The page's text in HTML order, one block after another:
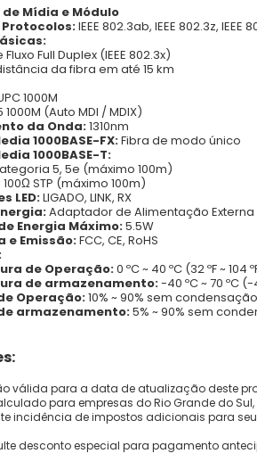
Mídia e Módulo
IEEE 802.3ab, IEEE 802.3z, IEEE
Full Duplex (IEEE 802.3x)
da fibra em até 15 km
1000M
1000M (Auto MDI / MDIX)
da Onda:1310nm
1000BASE-FX:Fibra de modo único
1000BASE-T:
5, 5e (máximo 100m)
STP (máximo 100m)
LED:LIGADO, LINK, RX
Adaptador de Alimentação Externa
Energia Máximo:5.5W
e Emissão:FCC, CE, RoHS
de Operação:0 ºC ~ 40 ºC (32 ºF ~ 104
de armazenamento:-40 ºC ~ 70 ºC (-
Operação:10% ~ 90% sem condensação
armazenamento:5% ~ 90% sem
válida para a data de atualização deste
para empresas do Rio Grande do
incidência de impostos adicionais para seu
desconto especial para pagamento